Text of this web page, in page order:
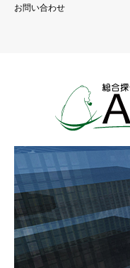
お問い合わせ